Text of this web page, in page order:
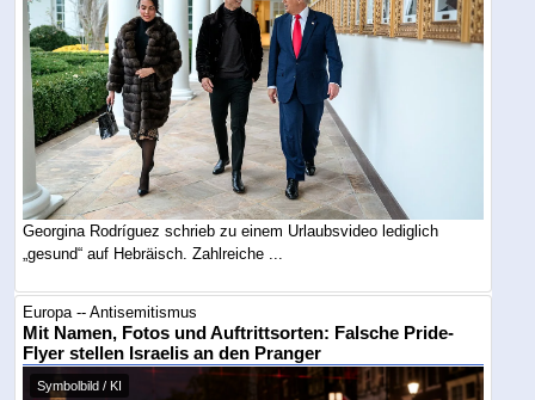
Georgina Rodríguez schrieb zu einem Urlaubsvideo lediglich
„gesund“ auf Hebräisch. Zahlreiche ...
Europa -- Antisemitismus
Mit Namen, Fotos und Auftrittsorten: Falsche Pride-
Flyer stellen Israelis an den Pranger
Symbolbild / KI